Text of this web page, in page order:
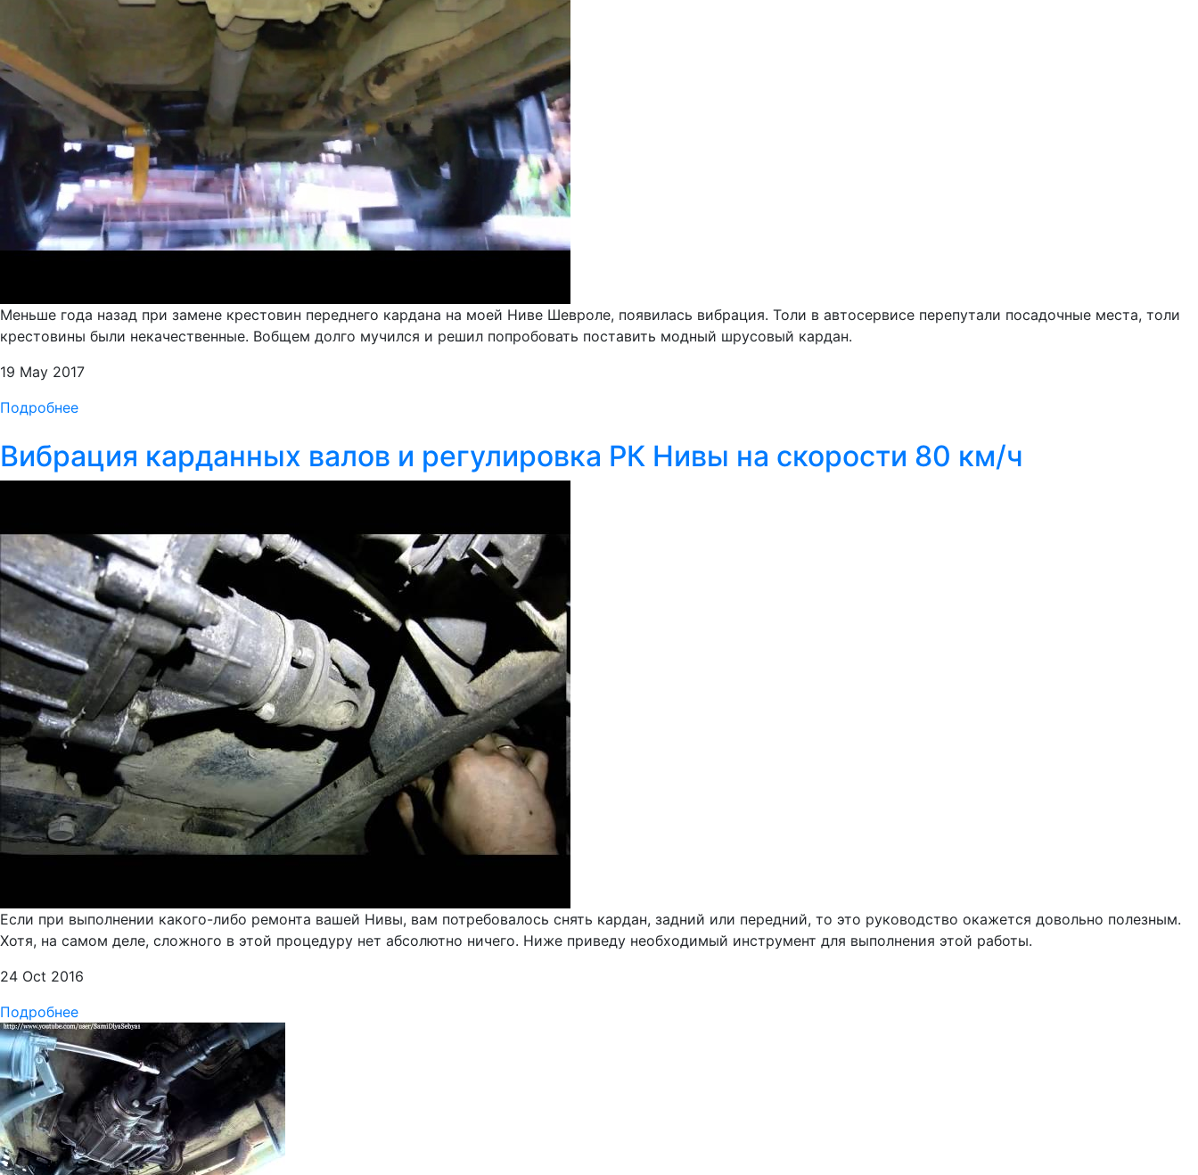
Меньше года назад при замене крестовин переднего кардана на моей Ниве Шевроле, появилась вибрация. Толи в автосервисе перепутали посадочные места, толи
крестовины были некачественные. Вобщем долго мучился и решил попробовать поставить модный шрусовый кардан.
19 May 2017
Подробнее
Вибрация карданных валов и регулировка РК Нивы на скорости 80 км/ч
Если при выполнении какого-либо ремонта вашей Нивы, вам потребовалось снять кардан, задний или передний, то это руководство окажется довольно полезным.
Хотя, на самом деле, сложного в этой процедуру нет абсолютно ничего. Ниже приведу необходимый инструмент для выполнения этой работы.
24 Oct 2016
Подробнее